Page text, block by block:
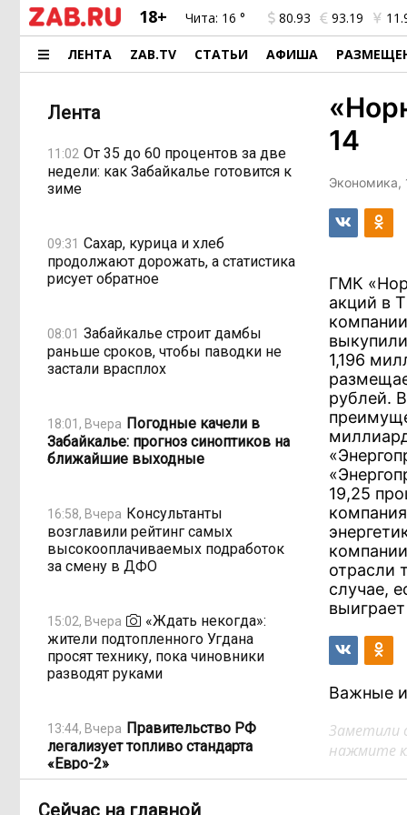
18+ Чита: 16 ° 80.93 93.19
ЛЕНТА ZAB.TV СТАТЬИ АФИША
Лента
11:02 От 35 до 60 процентов за две
недели: как Забайкалье готовится к
зиме
09:31 Сахар, курица и хлеб
продолжают дорожать, а статистика
рисует обратное
08:01 Забайкалье строит дамбы
раньше сроков, чтобы паводки не
застали врасплох
18:01, Вчера Погодные качели в
Забайкалье: прогноз синоптиков на
ближайшие выходные
16:58, Вчера Консультанты
возглавили рейтинг самых
высокооплачиваемых подработок
за смену в ДФО
15:02, Вчера
«Ждать некогда»:
жители подтопленного Угдана
просят технику, пока чиновники
разводят руками
13:44, Вчера Правительство РФ
легализует топливо стандарта
«Евро-2»
14
Экономика,
ГМК
акций в
1,196
рублей.
19,25
отрасли
случае,
Важные
Заметили
нажмите
Сейчас на главной